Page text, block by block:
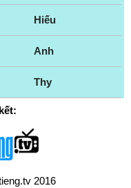
Hiếu
Anh
Thy
2016